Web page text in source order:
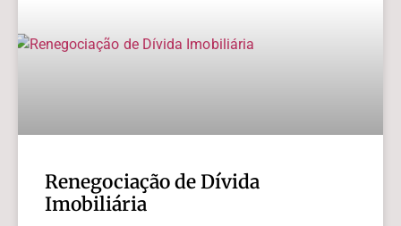
Renegociação de Dívida
Imobiliária